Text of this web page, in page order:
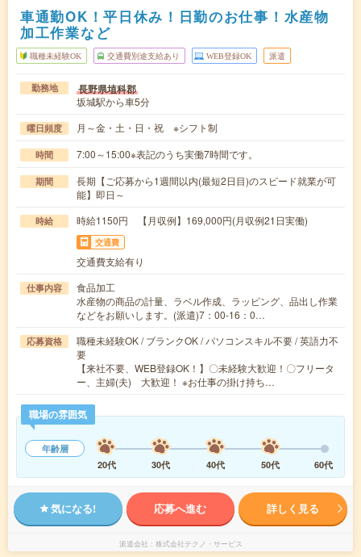
車通勤OK！平日休み！日勤のお仕事！水産物
加工作業など
職種未経験OK 交通費別途支給あり WEB登録OK 派遣
勤務地 長野県埴科郡
坂城駅から車5分
曜日頻度 月～金・土・日・祝 ※シフト制
時間 7:00～15:00※表記のうち実働7時間です。
期間
長期【ご応募から1週間以内(最短2日目)のスピード就業が可
能】即日～
時給 時給1150円 【月収例】169,000円(月収例21日実働)
交通費
交通費支給有り
仕事内容
食品加工
水産物の商品の計量、ラベル作成、ラッピング、品出し作業
などをお願いします。(派遣)7：00-16：0…
応募資格
職種未経験OK / ブランクOK / パソコンスキル不要 / 英語力不
要
【来社不要、WEB登録OK！】〇未経験大歓迎！〇フリータ
ー、主婦(夫) 大歓迎！ ※お仕事の掛け持ち…
職場の雰囲気
年齢層
20代
30代 40代 50代 60代
気になる! 応募へ進む 詳しく見る
派遣会社 株式会社テクノ・サービス